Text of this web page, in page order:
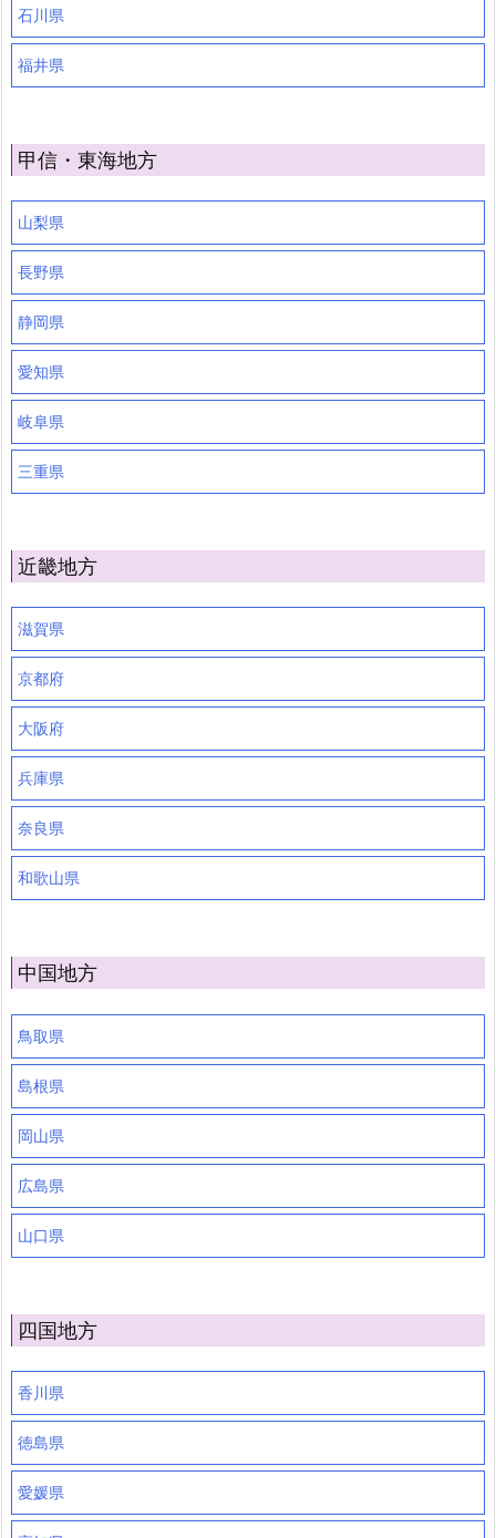
石川県
福井県
甲信・東海地方
山梨県
長野県
静岡県
愛知県
岐阜県
三重県
近畿地方
滋賀県
京都府
大阪府
兵庫県
奈良県
和歌山県
中国地方
鳥取県
島根県
岡山県
広島県
山口県
四国地方
香川県
徳島県
愛媛県